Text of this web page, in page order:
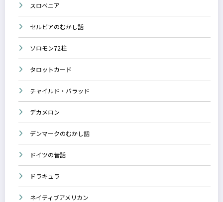
スロベニア
セルビアのむかし話
ソロモン72柱
タロットカード
チャイルド・バラッド
デカメロン
デンマークのむかし話
ドイツの昔話
ドラキュラ
ネイティブアメリカン